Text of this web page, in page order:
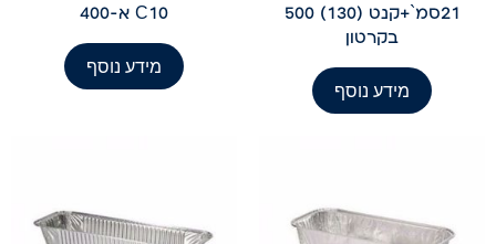
21סמ`+קנט (130) 500
בקרטון
מידע נוסף
C10 א-400
מידע נוסף